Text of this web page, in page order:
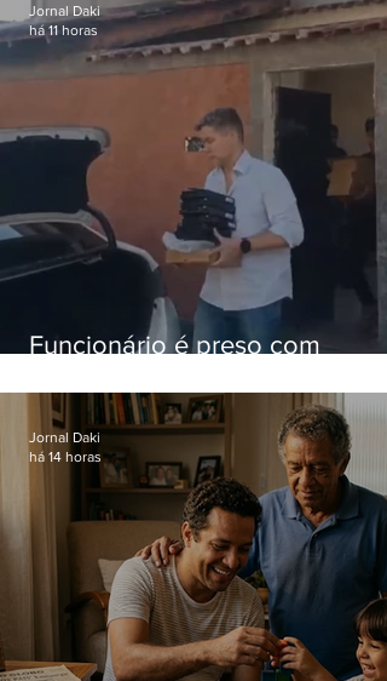
Funcionário é preso com
Hospital do Andaraí
Jornal Daki
há 11 horas
Jornal Daki
há 14 horas